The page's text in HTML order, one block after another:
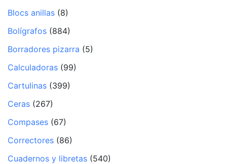
Blocs anillas (8)
Bolígrafos (884)
Borradores pizarra (5)
Calculadoras (99)
Cartulinas (399)
Ceras (267)
Compases (67)
Correctores (86)
Cuadernos y libretas (540)